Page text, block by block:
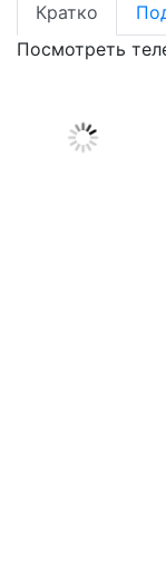
Кратко
Посмотреть